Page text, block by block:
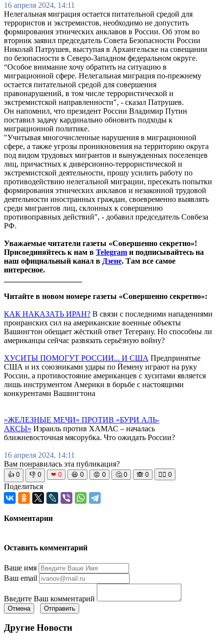
16 апреля 2024, 14:11
Нелегальная миграция остается питательной средой для
террористов и экстремистов, необходимо не допустить
формирования этнических анклавов в России. Об этом во
вторник заявил председатель Совета Безопасности России
Николай Патрушев, выступая в Архангельске на совещании
по безопасности в Северо-Западном федеральном округе.
“Особое внимание хочу обратить на ситуацию в
миграционной сфере. Нелегальная миграция по-прежнему
остается питательной средой для совершения
правонарушений, в том числе террористической и
экстремистской направленности", - сказал Патрушев.
Он напомнил, что президент России Владимир Путин
поставил задачу кардинально обновить подходы к
миграционной политике.
"Учитывая многочисленные нарушения в миграционной
сфере, а также угрозы проникновения на территорию округа
под видом трудовых мигрантов и вынужденных поселенцев
лиц, причастных к диверсионно-террористической и
экстремистской деятельности, прошу усилить работу по
противодействию нелегальной миграции, пресекать попытки
формирования этнических анклавов и незаконной трудовой
деятельности иностранных граждан, своевременно выявлять
среди мигрантов лиц, склонных к совершению
противоправных действий", - добавил председатель Совбеза
РФ.
Уважаемые читатели газеты «Совершенно секретно»!
Присоединяйтесь к нам в Telegram и подписывайтесь на
наш официальный канал в Дзене. Там все самое
интересное.
Читайте в новом номере газеты «Совершенно секретно»:
КАК НАКАЗАТЬ ИРАН? В связи с последними нападениями
проиранских сил на американские военные объекты
Вашингтон обещает жёсткий ответ Тегерану. Но способны ли
американцы сейчас развязать серьёзную войну?
ХУСИТЫ ПОМОГУТ РОССИИ... И США Предпринятые
США и их союзниками удары по Йемену играют на руку
России, а противостояние американцев с хуситами является
лишь инструментом Америки в борьбе с настоящими
конкурентами Вашингтона
«ЖЕЛЕЗНЫЕ МЕЧИ» ПРОТИВ «БУРИ АЛЬ-
АКСЫ» Израиль против ХАМАС – началась
ближневосточная мясорубка. Что ожидать России?
16 апреля 2024, 14:11
Вам понравилась эта публикация?
👍 0 👎 0 ❤ 0 😆 0 😡 0 🤔 0 🙈 0 🧘‍♀️ 0
Поделиться
Комментарии
Оставить комментарий
Ваше имя
Ваш email
Введите Ваш комментарий
Отмена Отправить
Другие Новости